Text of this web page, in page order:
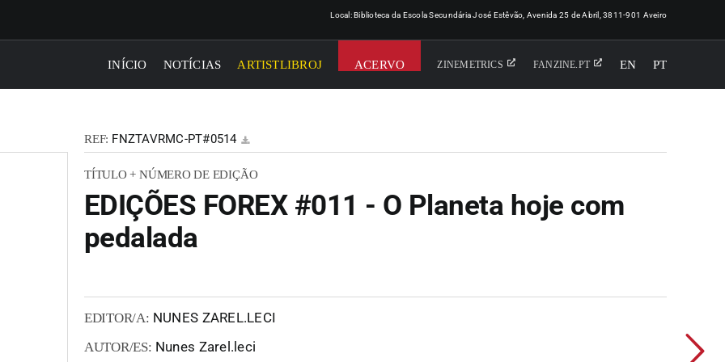
Local: Biblioteca da Escola Secundária José Estêvão, Avenida 25 de Abril, 3811-901 Aveiro
INÍCIO NOTÍCIAS ARTISTLIBROJ ACERVO ZINEMETRICS FANZINE.PT EN PT
REF: FNZTAVRMC-PT#0514
TÍTULO + NÚMERO DE EDIÇÃO
EDIÇÕES FOREX #011 - O Planeta hoje com
pedalada
EDITOR/A: NUNES ZAREL.LECI
AUTOR/ES: Nunes Zarel.leci